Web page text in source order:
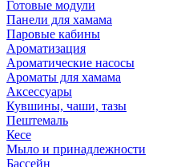
Готовые модули
Панели для хамама
Паровые кабины
Ароматизация
Ароматические насосы
Ароматы для хамама
Аксессуары
Кувшины, чаши, тазы
Пештемаль
Кесе
Мыло и принадлежности
Бассейн